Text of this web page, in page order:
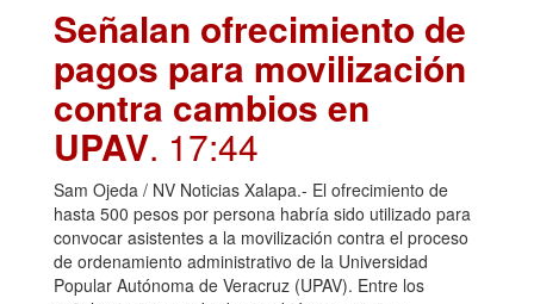
Señalan ofrecimiento de
pagos para movilización
contra cambios en
UPAV. 17:44
Sam Ojeda / NV Noticias Xalapa.- El ofrecimiento de
hasta 500 pesos por persona habría sido utilizado para
convocar asistentes a la movilización contra el proceso
de ordenamiento administrativo de la Universidad
Popular Autónoma de Veracruz (UPAV). Entre los